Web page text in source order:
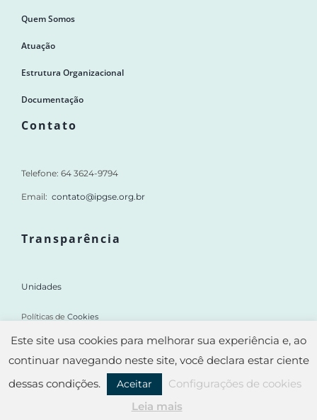
Quem Somos
Atuação
Estrutura Organizacional
Documentação
Contato
Telefone: 64 3624-9794
Email: contato@ipgse.org.br
Transparência
Unidades
Políticas de Cookies
Mapa do Site
© Copyright 2025 | Instituto de Planejamento e Gestão de Serviços
Especializados – IPGSE
Este site usa cookies para melhorar sua experiência e, ao
continuar navegando neste site, você declara estar ciente
dessas condições.
Aceitar
Configurações de cookies
Leia mais